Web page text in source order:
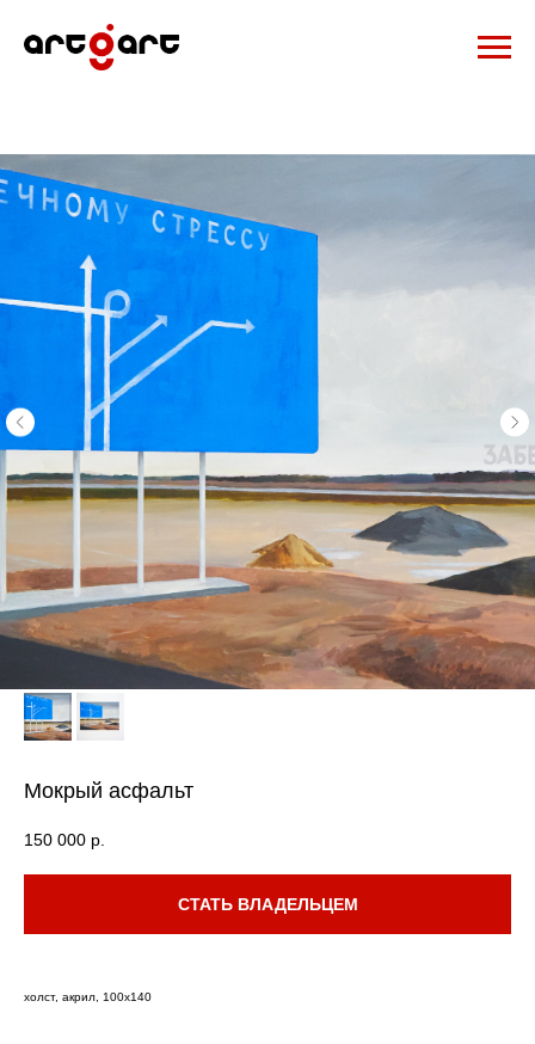
Мокрый асфальт
150 000 р.
СТАТЬ ВЛАДЕЛЬЦЕМ
холст, акрил, 100х140